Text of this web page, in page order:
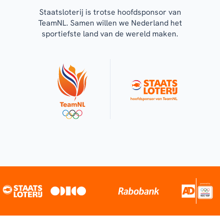
Staatsloterij is trotse hoofdsponsor van
TeamNL. Samen willen we Nederland het
sportiefste land van de wereld maken.